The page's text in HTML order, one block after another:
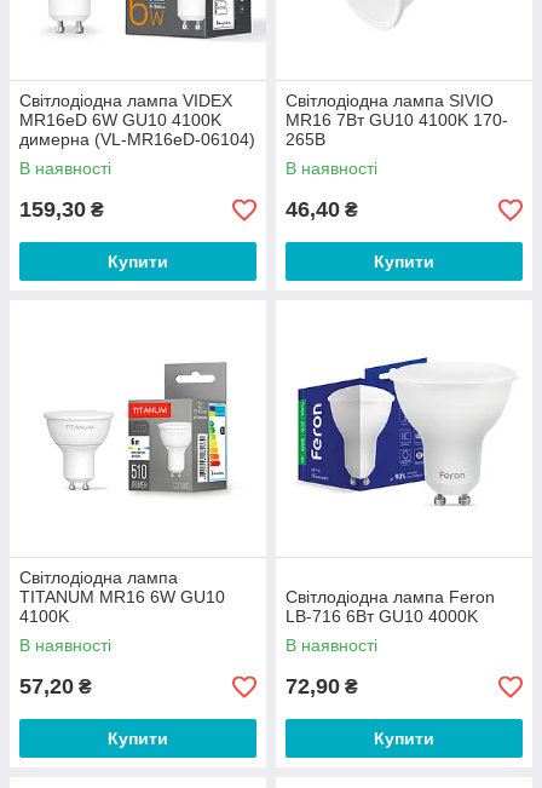
Світлодіодна лампа VIDEX
MR16еD 6W GU10 4100K
димерна (VL-MR16еD-06104)
В наявності
159,30 ₴
Купити
Світлодіодна лампа SIVIO
MR16 7Вт GU10 4100K 170-
265В
В наявності
46,40 ₴
Купити
Світлодіодна лампа
TITANUM MR16 6W GU10
4100K
В наявності
57,20 ₴
Купити
Світлодіодна лампа Feron
LB-716 6Вт GU10 4000K
В наявності
72,90 ₴
Купити